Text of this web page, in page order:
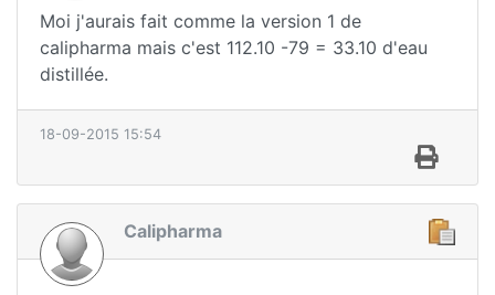
Moi j'aurais fait comme la version 1 de
calipharma mais c'est 112.10 -79 = 33.10 d'eau
distillée.
18-09-2015 15:54
Calipharma